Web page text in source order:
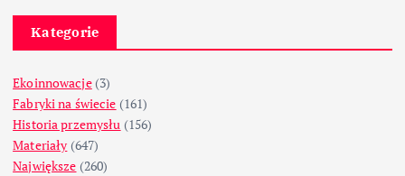
Kategorie
Ekoinnowacje(3)
Fabryki na świecie (161)
Historia przemysłu (156)
Materiały (647)
Największe (260)